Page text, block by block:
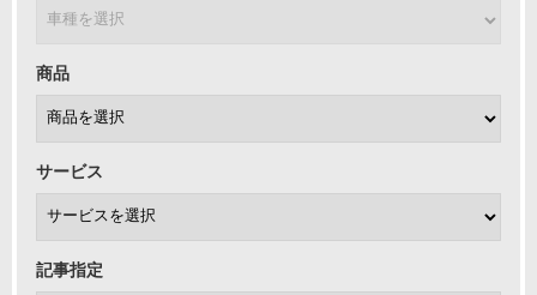
商品
サービス
記事指定